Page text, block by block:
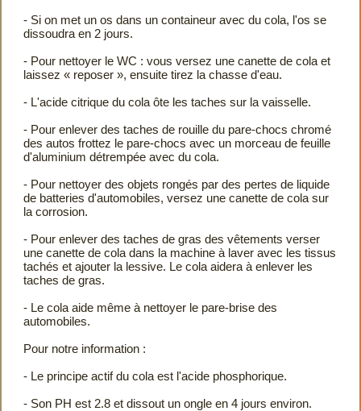
- Si on met un os dans un containeur avec du cola, l'os se
dissoudra en 2 jours.
- Pour nettoyer le WC : vous versez une canette de cola et
laissez « reposer », ensuite tirez la chasse d'eau.
- L'acide citrique du cola ôte les taches sur la vaisselle.
- Pour enlever des taches de rouille du pare-chocs chromé
des autos frottez le pare-chocs avec un morceau de feuille
d'aluminium détrempée avec du cola.
- Pour nettoyer des objets rongés par des pertes de liquide
de batteries d'automobiles, versez une canette de cola sur
la corrosion.
- Pour enlever des taches de gras des vêtements verser
une canette de cola dans la machine à laver avec les tissus
tachés et ajouter la lessive. Le cola aidera à enlever les
taches de gras.
- Le cola aide même à nettoyer le pare-brise des
automobiles.
Pour notre information :
- Le principe actif du cola est l'acide phosphorique.
- Son PH est 2.8 et dissout un ongle en 4 jours environ.